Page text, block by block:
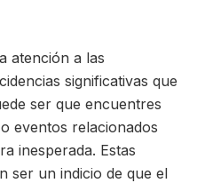
atención a las
significativas que
ser que encuentres
eventos relacionados
inesperada. Estas
ser un indicio de que el